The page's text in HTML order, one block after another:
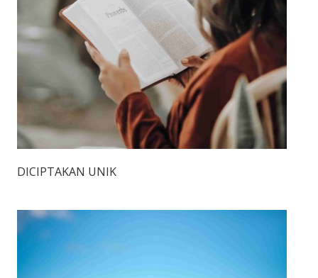
DICIPTAKAN UNIK